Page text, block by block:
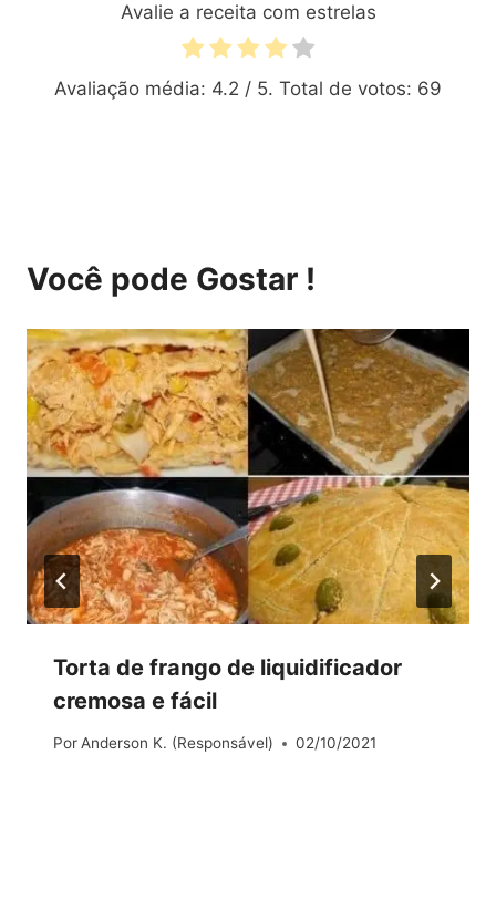
Avalie a receita com estrelas
Avaliação média: 4.2 / 5. Total de votos: 69
Você pode Gostar !
Torta de frango de liquidificador
cremosa e fácil
PorAnderson K. (Responsável) 02/10/2021